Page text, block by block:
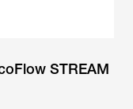
STREAM